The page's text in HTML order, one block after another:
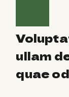
ullam
quae